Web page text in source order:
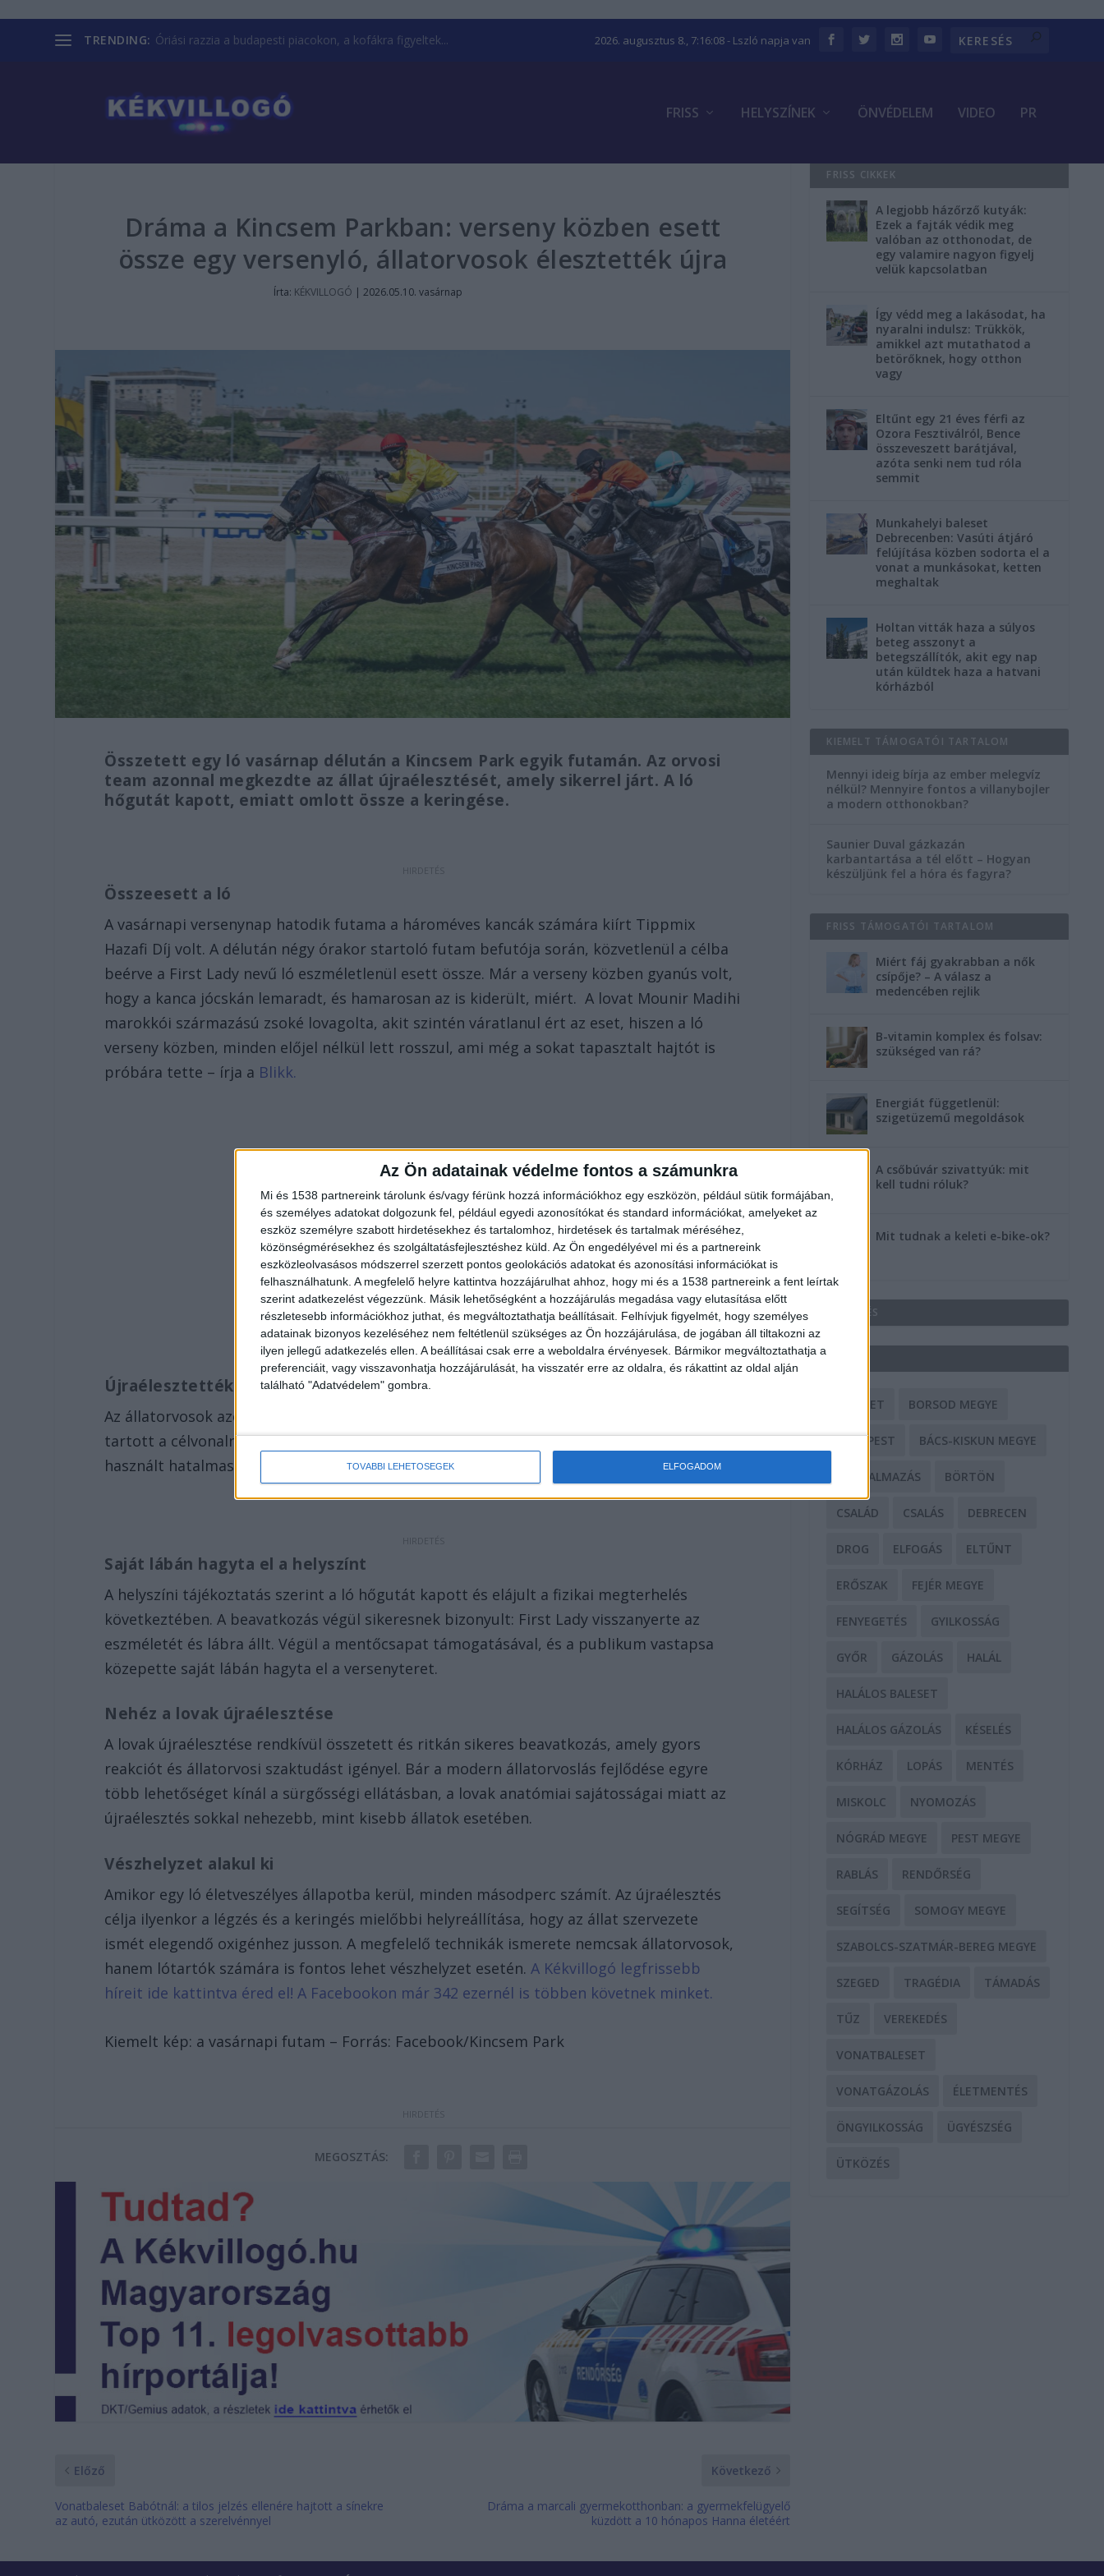
Az Ön adatainak védelme fontos a számunkra
Mi és 1538 partnereink tárolunk és/vagy férünk hozzá információkhoz egy eszközön, például sütik formájában,
és személyes adatokat dolgozunk fel, például egyedi azonosítókat és standard információkat, amelyeket az
eszköz személyre szabott hirdetésekhez és tartalomhoz, hirdetések és tartalmak méréséhez,
közönségmérésekhez és szolgáltatásfejlesztéshez küld. Az Ön engedélyével mi és a partnereink
eszközleolvasásos módszerrel szerzett pontos geolokációs adatokat és azonosítási információkat is
felhasználhatunk. A megfelelő helyre kattintva hozzájárulhat ahhoz, hogy mi és a 1538 partnereink a fent leírtak
szerint adatkezelést végezzünk. Másik lehetőségként a hozzájárulás megadása vagy elutasítása előtt
részletesebb információkhoz juthat, és megváltoztathatja beállításait. Felhívjuk figyelmét, hogy személyes
adatainak bizonyos kezeléséhez nem feltétlenül szükséges az Ön hozzájárulása, de jogában áll tiltakozni az
ilyen jellegű adatkezelés ellen. A beállításai csak erre a weboldalra érvényesek. Bármikor megváltoztathatja a
preferenciáit, vagy visszavonhatja hozzájárulását, ha visszatér erre az oldalra, és rákattint az oldal alján
található "Adatvédelem" gombra.
TOVÁBBI LEHETŐSÉGEK ELFOGADOM
TRENDING: Óriási razzia a budapesti piacokon, a kofákra figyeltek... 2026. augusztus 8., 7:16:09- Lszló napja van
FRISS HELYSZÍNEK ÖNVÉDELEM VIDEO PR
Dráma a Kincsem Parkban: verseny közben esett
össze egy versenyló, állatorvosok élesztették újra
Írta: KÉKVILLOGÓ |2026.05.10. vasárnap
Összetett egy ló vasárnap délután a Kincsem Park egyik futamán. Az orvosi
team azonnal megkezdte az állat újraélesztését, amely sikerrel járt. A ló
hőgutát kapott, emiatt omlott össze a keringése.
Összeesett a ló
A vasárnapi versenynap hatodik futama a hároméves kancák számára kiírt Tippmix
Hazafi Díj volt. A délután négy órakor startoló futam befutója során, közvetlenül a célba
beérve a First Lady nevű ló eszméletlenül esett össze. Már a verseny közben gyanús volt,
hogy a kanca jócskán lemaradt, és hamarosan az is kiderült, miért. A lovat Mounir Madihi
marokkói származású zsoké lovagolta, akit szintén váratlanul ért az eset, hiszen a ló
verseny közben, minden előjel nélkül lett rosszul, ami még a sokat tapasztalt hajtót is
próbára tette – írja a Blikk.
Újraélesztették a lovat
Az állatorvosok azonnal megkezdték a ló újraélesztését. Az ellátás közel fél órán át
tartott a célvonalnál. A stáb szívmasszázzsal, infúziókkal, valamint a vendéglátásban
használt hatalmas zsák jégkockákkal és jéghideg vízzel stabilizálta az állat állapotát.
Saját lábán hagyta el a helyszínt
A helyszíni tájékoztatás szerint a ló hőgutát kapott és elájult a fizikai megterhelés
következtében. A beavatkozás végül sikeresnek bizonyult: First Lady visszanyerte az
eszméletét és lábra állt. Végül a mentőcsapat támogatásával, és a publikum vastapsa
közepette saját lábán hagyta el a versenyteret.
Nehéz a lovak újraélesztése
A lovak újraélesztése rendkívül összetett és ritkán sikeres beavatkozás, amely gyors
reakciót és állatorvosi szaktudást igényel. Bár a modern állatorvoslás fejlődése egyre
több lehetőséget kínál a sürgősségi ellátásban, a lovak anatómiai sajátosságai miatt az
újraélesztés sokkal nehezebb, mint kisebb állatok esetében.
Vészhelyzet alakul ki
Amikor egy ló életveszélyes állapotba kerül, minden másodperc számít. Az újraélesztés
célja ilyenkor a légzés és a keringés mielőbbi helyreállítása, hogy az állat szervezete
ismét elegendő oxigénhez jusson. A megfelelő technikák ismerete nemcsak állatorvosok,
hanem lótartók számára is fontos lehet vészhelyzet esetén.A Kékvillogó legfrissebb
híreit ide kattintva éred el! A Facebookon már 342 ezernél is többen követnek minket.
Kiemelt kép: a vasárnapi futam – Forrás: Facebook/Kincsem Park
MEGOSZTÁS:
Előző
Vonatbaleset Babótnál: a tilos jelzés ellenére hajtott a sínekre
az autó, ezután ütközött a szerelvénnyel
Következő
Dráma a marcali gyermekotthonban: a gyermekfelügyelő
küzdött a 10 hónapos Hanna életéért
FRISS CIKKEK
A legjobb házőrző kutyák:
Ezek a fajták védik meg
valóban az otthonodat, de
egy valamire nagyon figyelj
velük kapcsolatban
Így védd meg a lakásodat, ha
nyaralni indulsz: Trükkök,
amikkel azt mutathatod a
betörőknek, hogy otthon
vagy
Eltűnt egy 21 éves férfi az
Ozora Fesztiválról, Bence
összeveszett barátjával,
azóta senki nem tud róla
semmit
Munkahelyi baleset
Debrecenben: Vasúti átjáró
felújítása közben sodorta el a
vonat a munkásokat, ketten
meghaltak
Holtan vitták haza a súlyos
beteg asszonyt a
betegszállítók, akit egy nap
után küldtek haza a hatvani
kórházból
KIEMELT TÁMOGATÓI TARTALOM
Mennyi ideig bírja az ember melegvíz
nélkül? Mennyire fontos a villanybojler
a modern otthonokban?
Saunier Duval gázkazán
karbantartása a tél előtt – Hogyan
készüljünk fel a hóra és fagyra?
FRISS TÁMOGATÓI TARTALOM
Miért fáj gyakrabban a nők
csípője? – A válasz a
medencében rejlik
B-vitamin komplex és folsav:
szükséged van rá?
Energiát függetlenül:
szigetüzemű megoldások
A csőbúvár szivattyúk: mit
kell tudni róluk?
Mit tudnak a keleti e-bike-ok?
HIRDETÉS
BALESET BORSOD MEGYE
BUDAPEST BÁCS-KISKUN MEGYE
BÁNTALMAZÁS BÖRTÖN
CSALÁD CSALÁS DEBRECEN
DROG ELFOGÁS ELTŰNT
ERŐSZAK FEJÉR MEGYE
FENYEGETÉS GYILKOSSÁG
GYŐR GÁZOLÁS HALÁL
HALÁLOS BALESET
HALÁLOS GÁZOLÁS KÉSELÉS
KÓRHÁZ LOPÁS MENTÉS
MISKOLC NYOMOZÁS
NÓGRÁD MEGYE PEST MEGYE
RABLÁS RENDŐRSÉG
SEGÍTSÉG SOMOGY MEGYE
SZABOLCS-SZATMÁR-BEREG MEGYE
SZEGED TRAGÉDIA TÁMADÁS
TŰZ VEREKEDÉS
VONATBALESET
VONATGÁZOLÁS ÉLETMENTÉS
ÖNGYILKOSSÁG ÜGYÉSZSÉG
ÜTKÖZÉS